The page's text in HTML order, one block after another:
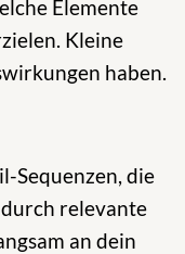
Elemente
Kleine
haben.
Sequenzen, die
relevante
an dein